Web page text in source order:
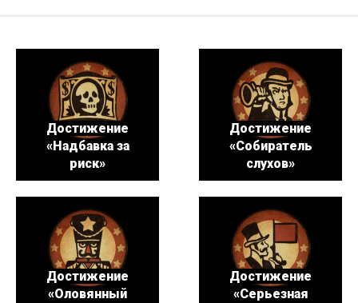
Достижение
«Надбавка за
риск»
Достижение
«Собиратель
слухов»
Достижение
«Оловянный
Достижение
«Серьезная